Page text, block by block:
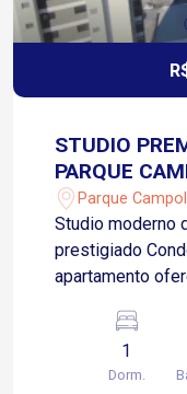
comodidade ou
grande
prevista para 2027
STUDIO
PARQUE
Parque
Studio moderno de 47m².
prestigiado
apartamento
Av. Antônio
de caminhada
Esplanada,
1
Dorm.